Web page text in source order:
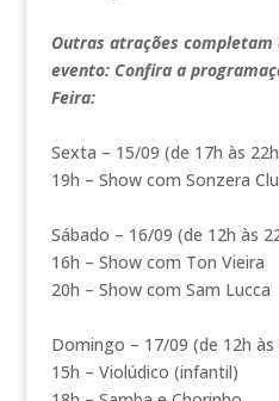
Outras atrações completam
evento: Confira a
Feira:
Sexta – 15/09 (de 17h às
19h – Show com Sonzera
Sábado – 16/09 (de 12h às
16h – Show com Ton Vieira
20h – Show com Sam Lucca
Domingo – 17/09 (de 12h às
15h – Violúdico (infantil)